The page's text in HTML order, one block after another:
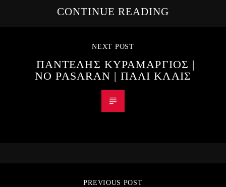
CONTINUE READING
NEXT POST
ΠΑΝΤΕΛΗΣ ΚΥΡΑΜΑΡΓΙΟΣ |
NO PASARAN | ΠΑΛΙ ΚΛΑΙΣ
PREVIOUS POST